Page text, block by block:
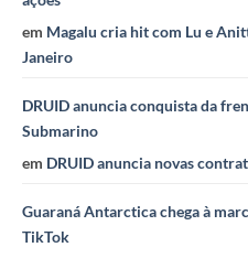
em Magalu cria hit com Lu e
Janeiro
DRUID anuncia conquista da
Submarino
em DRUID anuncia novas
Guaraná Antarctica chega à
TikTok